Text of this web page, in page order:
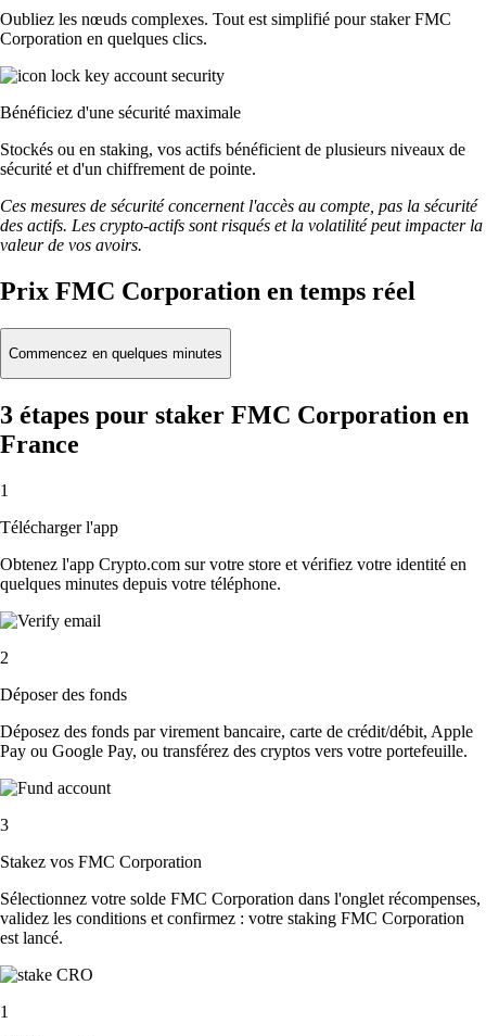
Oubliez les nœuds complexes. Tout est simplifié pour staker FMC
Corporation en quelques clics.
Bénéficiez d'une sécurité maximale
Stockés ou en staking, vos actifs bénéficient de plusieurs niveaux de
sécurité et d'un chiffrement de pointe.
Ces mesures de sécurité concernent l'accès au compte, pas la sécurité
des actifs. Les crypto-actifs sont risqués et la volatilité peut impacter la
valeur de vos avoirs.
Prix FMC Corporation en temps réel
Commencez en quelques minutes
3 étapes pour staker FMC Corporation en
France
1
Télécharger l'app
Obtenez l'app Crypto.com sur votre store et vérifiez votre identité en
quelques minutes depuis votre téléphone.
2
Déposer des fonds
Déposez des fonds par virement bancaire, carte de crédit/débit, Apple
Pay ou Google Pay, ou transférez des cryptos vers votre portefeuille.
3
Stakez vos FMC Corporation
Sélectionnez votre solde FMC Corporation dans l'onglet récompenses,
validez les conditions et confirmez : votre staking FMC Corporation
est lancé.
1